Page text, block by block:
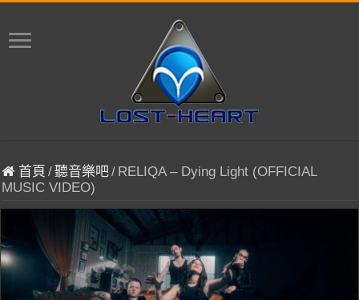
首頁 /聽音樂吧/ RELIQA – Dying Light (OFFICIAL
MUSIC VIDEO)